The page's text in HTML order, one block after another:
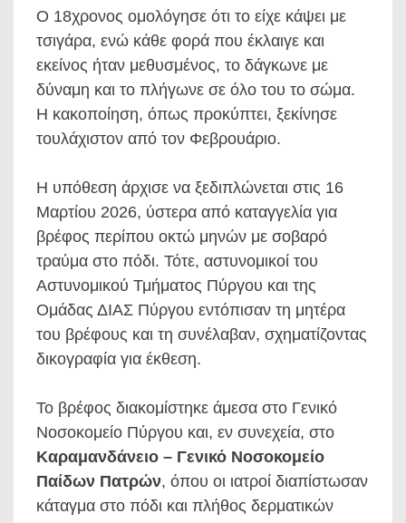
Ο 18χρονος ομολόγησε ότι το είχε κάψει με
τσιγάρα, ενώ κάθε φορά που έκλαιγε και
εκείνος ήταν μεθυσμένος, το δάγκωνε με
δύναμη και το πλήγωνε σε όλο του το σώμα.
Η κακοποίηση, όπως προκύπτει, ξεκίνησε
τουλάχιστον από τον Φεβρουάριο.
Η υπόθεση άρχισε να ξεδιπλώνεται στις 16
Μαρτίου 2026, ύστερα από καταγγελία για
βρέφος περίπου οκτώ μηνών με σοβαρό
τραύμα στο πόδι. Τότε, αστυνομικοί του
Αστυνομικού Τμήματος Πύργου και της
Ομάδας ΔΙΑΣ Πύργου εντόπισαν τη μητέρα
του βρέφους και τη συνέλαβαν, σχηματίζοντας
δικογραφία για έκθεση.
Το βρέφος διακομίστηκε άμεσα στο Γενικό
Νοσοκομείο Πύργου και, εν συνεχεία, στο
Καραμανδάνειο – Γενικό Νοσοκομείο
Παίδων Πατρών, όπου οι ιατροί διαπίστωσαν
κάταγμα στο πόδι και πλήθος δερματικών